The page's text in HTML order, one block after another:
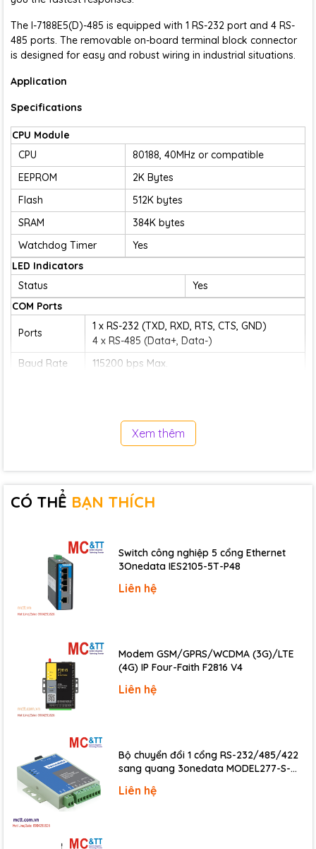
The I-7188E5(D)-485 is equipped with 1 RS-232 port and 4 RS-
485 ports. The removable on-board terminal block connector
is designed for easy and robust wiring in industrial situations.
Application
Specifications
CPU Module
CPU
80188, 40MHz or compatible
EEPROM
2K Bytes
Flash
512K bytes
SRAM
384K bytes
Watchdog Timer
Yes
LED Indicators
Status
Yes
COM Ports
Ports
1 x RS-232 (TXD, RXD, RTS, CTS, GND)
4 x RS-485 (Data+, Data-)
Baud Rate
115200 bps Max.
Ports
10BASE-T NE2000 compatible Ethernet Controller
Power
Reverse Polarity
Input Range
+10 VDC ~ +30 VDC (non-
regulated)
Consumption
2W
Mechanical
Environment
Operating Temperature
-25 °C ~ +75 °C
Storage Temperature
Download
Documents
Ordering Information
I-7188E5-
Xem thêm
CÓ THỂ BẠN THÍCH
Switch công nghiệp 5 cổng Ethernet
3Onedata IES2105-5T-P48
Liên hệ
Modem GSM/GPRS/WCDMA (3G)/LTE
(4G) IP Four-Faith F2816 V4
Liên hệ
Bộ chuyển đổi 1 cổng RS-232/485/422
sang quang 3onedata MODEL277-S-
20KM)
Liên hệ